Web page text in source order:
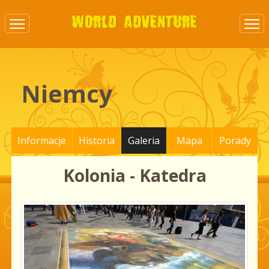
Niemcy
Informacje Historia Galeria Mapa Porady
Kolonia - Katedra